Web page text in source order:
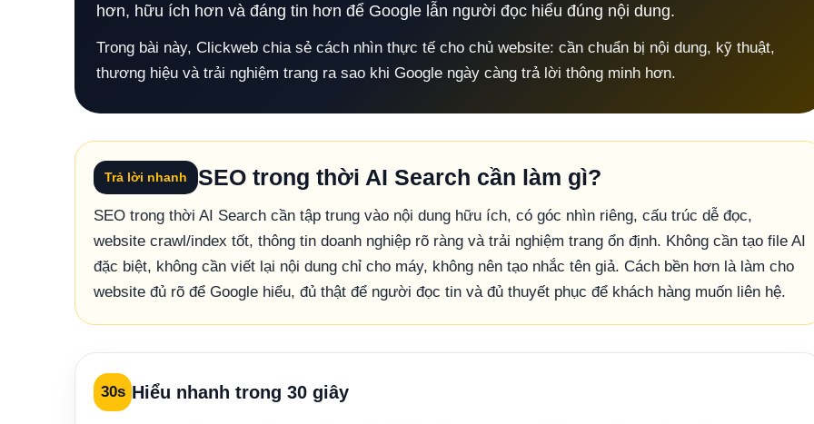
hơn, hữu ích hơn và đáng tin hơn để Google lẫn người đọc hiểu đúng nội dung.
Trong bài này, Clickweb chia sẻ cách nhìn thực tế cho chủ website: cần chuẩn bị nội dung, kỹ thuật,
thương hiệu và trải nghiệm trang ra sao khi Google ngày càng trả lời thông minh hơn.
Trả lời nhanh SEO trong thời AI Search cần làm gì?
SEO trong thời AI Search cần tập trung vào nội dung hữu ích, có góc nhìn riêng, cấu trúc dễ đọc,
website crawl/index tốt, thông tin doanh nghiệp rõ ràng và trải nghiệm trang ổn định. Không cần tạo file AI
đặc biệt, không cần viết lại nội dung chỉ cho máy, không nên tạo nhắc tên giả. Cách bền hơn là làm cho
website đủ rõ để Google hiểu, đủ thật để người đọc tin và đủ thuyết phục để khách hàng muốn liên hệ.
30s Hiểu nhanh trong 30 giây